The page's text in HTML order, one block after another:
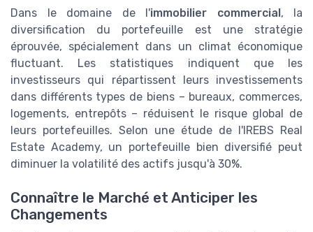
Dans le domaine de l'immobilier commercial, la
diversification du portefeuille est une stratégie
éprouvée, spécialement dans un climat économique
fluctuant. Les statistiques indiquent que les
investisseurs qui répartissent leurs investissements
dans différents types de biens – bureaux, commerces,
logements, entrepôts – réduisent le risque global de
leurs portefeuilles. Selon une étude de l'IREBS Real
Estate Academy, un portefeuille bien diversifié peut
diminuer la volatilité des actifs jusqu'à 30%.
Connaître le Marché et Anticiper les
Changements